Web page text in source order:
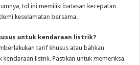
tol ini memiliki batasan kecepatan
keselamatan bersama.
untuk kendaraan listrik?
tarif khusus atau bahkan
listrik. Pastikan untuk memeriksa